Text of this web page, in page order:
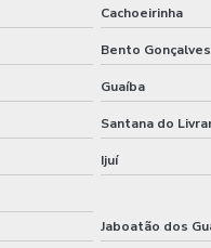
Cachoeirinha
Bento Gonçalves
Guaíba
Santana do
Ijuí
Jaboatão dos